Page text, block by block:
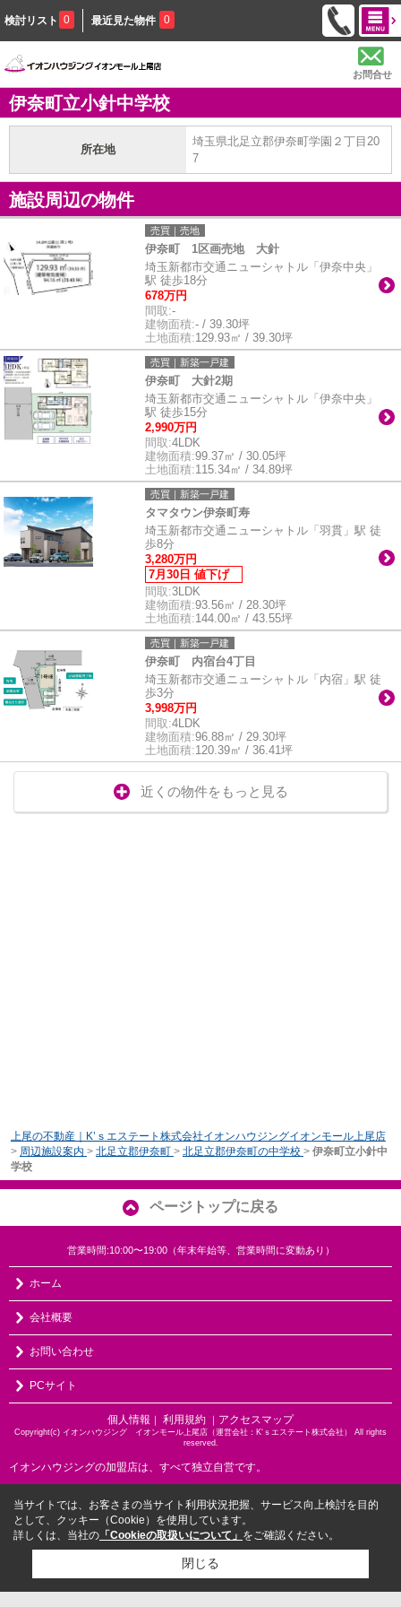
検討リスト 0 最近見た物件 0
お問合せ
伊奈町立小針中学校
所在地
埼玉県北足立郡伊奈町学園２丁目20
7
施設周辺の物件
売買｜売地
伊奈町 1区画売地 大針
埼玉新都市交通ニューシャトル「伊奈中央」
駅 徒歩18分
678万円
間取:-
建物面積:- / 39.30坪
土地面積:129.93㎡ / 39.30坪
売買｜新築一戸建
伊奈町 大針2期
埼玉新都市交通ニューシャトル「伊奈中央」
駅 徒歩15分
2,990万円
間取:4LDK
建物面積:99.37㎡ / 30.05坪
土地面積:115.34㎡ / 34.89坪
売買｜新築一戸建
タマタウン伊奈町寿
埼玉新都市交通ニューシャトル「羽貫」駅 徒
歩8分
3,280万円
7月30日 値下げ
間取:3LDK
建物面積:93.56㎡ / 28.30坪
土地面積:144.00㎡ / 43.55坪
売買｜新築一戸建
伊奈町 内宿台4丁目
埼玉新都市交通ニューシャトル「内宿」駅 徒
歩3分
3,998万円
間取:4LDK
建物面積:96.88㎡ / 29.30坪
土地面積:120.39㎡ / 36.41坪
近くの物件をもっと見る
上尾の不動産｜K’ｓエステート株式会社イオンハウジングイオンモール上尾店
> 周辺施設案内 > 北足立郡伊奈町 > 北足立郡伊奈町の中学校 > 伊奈町立小針中
学校
ページトップに戻る
営業時間:10:00〜19:00（年末年始等、営業時間に変動あり）
ホーム
会社概要
お問い合わせ
PCサイト
個人情報 ｜ 利用規約 ｜ アクセスマップ
Copyright(c) イオンハウジング イオンモール上尾店（運営会社：K‘ｓエステート株式会社） All rights
reserved.
イオンハウジングの加盟店は、すべて独立自営です。
当サイトでは、お客さまの当サイト利用状況把握、サービス向上検討を目的
として、クッキー（Cookie）を使用しています。
詳しくは、当社の 「Cookieの取扱いについて」 をご確認ください。
閉じる